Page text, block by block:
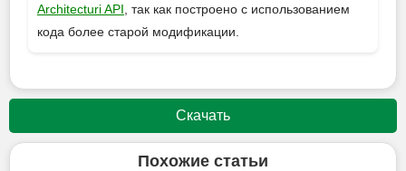
Architecturi API , так как построено с использованием
кода более старой модификации.
Скачать
Похожие статьи